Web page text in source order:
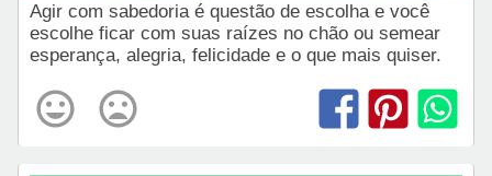
Agir com sabedoria é questão de escolha e você
escolhe ficar com suas raízes no chão ou semear
esperança, alegria, felicidade e o que mais quiser.